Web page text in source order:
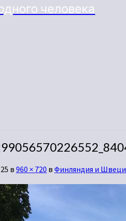
человека
в 960 × 720 в Финляндия и